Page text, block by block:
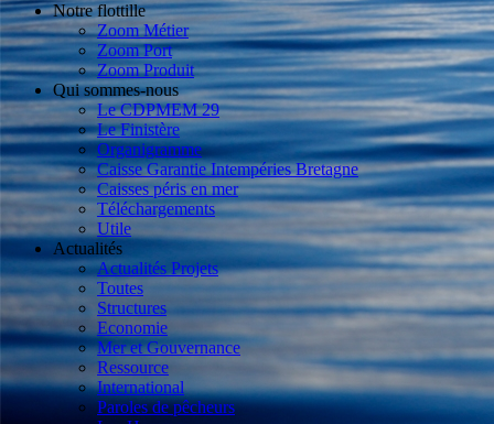
Notre flottille
Zoom Métier
Zoom Port
Zoom Produit
Qui sommes-nous
Le CDPMEM 29
Le Finistère
Organigramme
Caisse Garantie Intempéries Bretagne
Caisses péris en mer
Téléchargements
Utile
Actualités
Actualités Projets
Toutes
Structures
Economie
Mer et Gouvernance
Ressource
International
Paroles de pêcheurs